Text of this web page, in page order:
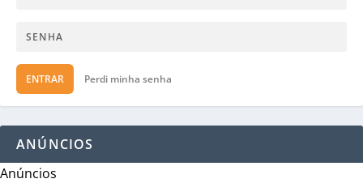
ENTRAR Perdi minha senha
ANÚNCIOS
Anúncios